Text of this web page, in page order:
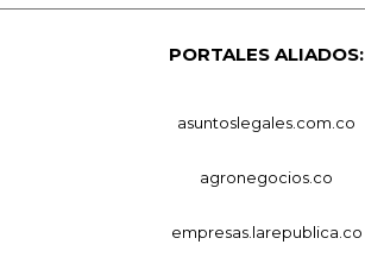
PORTALES ALIADOS:
asuntoslegales.com.co
agronegocios.co
empresas.larepublica.co